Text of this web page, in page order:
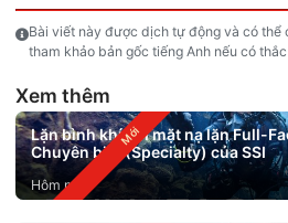
Bài viết này được dịch tự động và có thể
tham khảo bản gốc tiếng Anh nếu có
Xem thêm
Lặn bình khí với mặt nạ lặn Full-
Chuyên biệt (Specialty) của SSI
Hôm nay